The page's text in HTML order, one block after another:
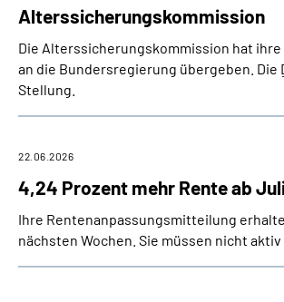
Alterssicherungs­kommission
Die Alterssicherungs­kommission hat
an die Bundersregierung übergeben. Die
Stellung.
4,24 Prozent mehr Rente ab
22.06.2026
Ihre Rentenanpassungsmitteilung
nächsten Wochen. Sie müssen nicht aktiv